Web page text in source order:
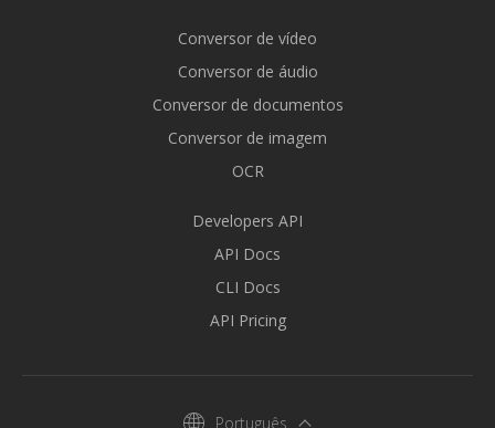
Conversor de vídeo
Conversor de áudio
Conversor de documentos
Conversor de imagem
OCR
Developers API
API Docs
CLI Docs
API Pricing
Português